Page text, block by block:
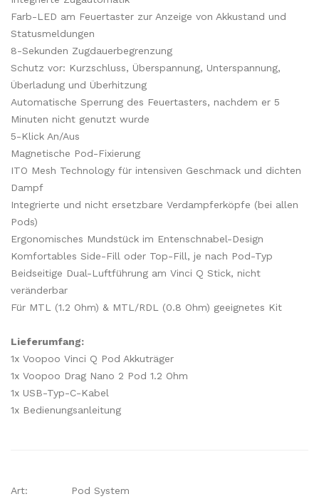
Farb-LED am Feuertaster zur Anzeige von Akkustand und
Statusmeldungen
8-Sekunden Zugdauerbegrenzung
Schutz vor: Kurzschluss, Überspannung, Unterspannung,
Überladung und Überhitzung
Automatische Sperrung des Feuertasters, nachdem er 5
Minuten nicht genutzt wurde
5-Klick An/Aus
Magnetische Pod-Fixierung
ITO Mesh Technology für intensiven Geschmack und dichten
Dampf
Integrierte und nicht ersetzbare Verdampferköpfe (bei allen
Pods)
Ergonomisches Mundstück im Entenschnabel-Design
Komfortables Side-Fill oder Top-Fill, je nach Pod-Typ
Beidseitige Dual-Luftführung am Vinci Q Stick, nicht
veränderbar
Für MTL (1.2 Ohm) & MTL/RDL (0.8 Ohm) geeignetes Kit
Lieferumfang:
1x Voopoo Vinci Q Pod Akkuträger
1x Voopoo Drag Nano 2 Pod 1.2 Ohm
1x USB-Typ-C-Kabel
1x Bedienungsanleitung
Art:
Pod System